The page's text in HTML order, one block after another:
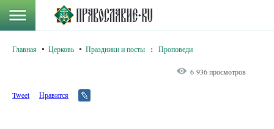
Главная Церковь Праздники и посты : Проповеди
6 936 просмотров
Tweet Нравится